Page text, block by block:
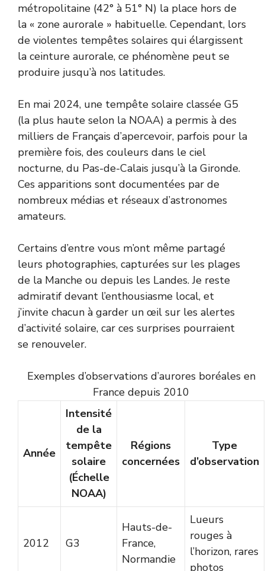
métropolitaine (42° à 51° N) la place hors de
la « zone aurorale » habituelle. Cependant, lors
de violentes tempêtes solaires qui élargissent
la ceinture aurorale, ce phénomène peut se
produire jusqu’à nos latitudes.
En mai 2024, une tempête solaire classée G5
(la plus haute selon la NOAA) a permis à des
milliers de Français d’apercevoir, parfois pour la
première fois, des couleurs dans le ciel
nocturne, du Pas-de-Calais jusqu’à la Gironde.
Ces apparitions sont documentées par de
nombreux médias et réseaux d’astronomes
amateurs.
Certains d’entre vous m’ont même partagé
leurs photographies, capturées sur les plages
de la Manche ou depuis les Landes. Je reste
admiratif devant l’enthousiasme local, et
j’invite chacun à garder un œil sur les alertes
d’activité solaire, car ces surprises pourraient
se renouveler.
Exemples d’observations d’aurores boréales en
France depuis 2010
Année
Intensité
de la
tempête
solaire
(Échelle
NOAA)
Régions
concernées
Type
d’observation
2012 G3
Hauts-de-
France,
Normandie
Lueurs
rouges à
l’horizon, rares
photos